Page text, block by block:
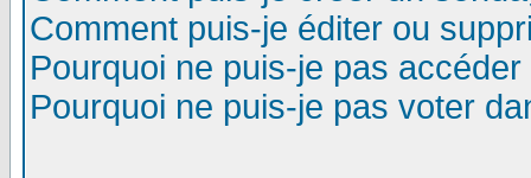
Comment puis-je éditer ou
Pourquoi ne puis-je pas
Pourquoi ne puis-je pas voter